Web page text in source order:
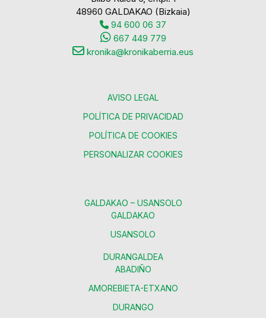
48960 GALDAKAO (Bizkaia)
94 600 06 37
667 449 779
kronika@kronikaberria.eus
AVISO LEGAL
POLÍTICA DE PRIVACIDAD
POLÍTICA DE COOKIES
PERSONALIZAR COOKIES
GALDAKAO – USANSOLO
GALDAKAO
USANSOLO
DURANGALDEA
ABADIÑO
AMOREBIETA-ETXANO
DURANGO